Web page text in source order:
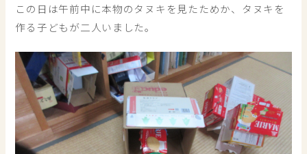
この日は午前中に本物のタヌキを見たためか、タヌキを
作る子どもが二人いました。